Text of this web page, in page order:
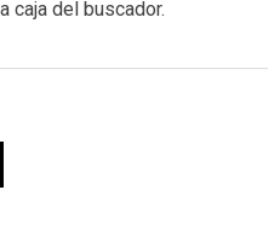
caja del buscador.